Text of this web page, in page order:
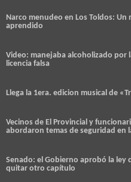
Narco menudeo en Los Toldos:
aprendido
Video: manejaba alcoholizado por
licencia falsa
Llega la 1era. edicion musical de
Vecinos de El Provincial y
abordaron temas de seguridad en
Senado: el Gobierno aprobó la
quitar otro capítulo